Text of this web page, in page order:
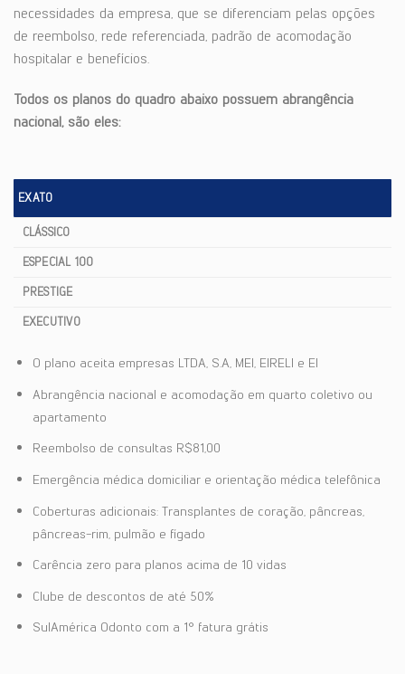
necessidades da empresa, que se diferenciam pelas opções
de reembolso, rede referenciada, padrão de acomodação
hospitalar e benefícios.
Todos os planos do quadro abaixo possuem abrangência
nacional, são eles:
EXATO
CLÁSSICO
ESPECIAL 100
PRESTIGE
EXECUTIVO
O plano aceita empresas LTDA, S.A, MEI, EIRELI e EI
Abrangência nacional e acomodação em quarto coletivo ou
apartamento
Reembolso de consultas R$81,00
Emergência médica domiciliar e orientação médica telefônica
Coberturas adicionais: Transplantes de coração, pâncreas,
pâncreas-rim, pulmão e fígado
Carência zero para planos acima de 10 vidas
Clube de descontos de até 50%
SulAmérica Odonto com a 1° fatura grátis